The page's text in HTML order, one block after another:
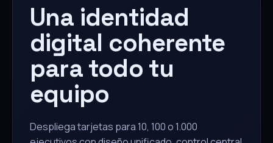
Una identidad
digital coherente
para todo tu
equipo
Despliega tarjetas para 10, 100 o 1.000